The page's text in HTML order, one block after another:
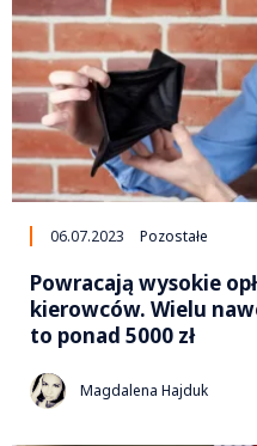
06.07.2023 Pozostałe
Powracają wysokie
kierowców. Wielu
to ponad 5000 zł
Magdalena Hajduk